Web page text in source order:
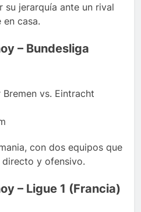
su jerarquía ante un rival
casa.
– Bundesliga
Bremen vs. Eintracht
con dos equipos que
y ofensivo.
– Ligue 1 (Francia)